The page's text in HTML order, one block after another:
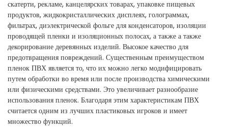
скатерти, рекламе, канцелярских товарах, упаковке пищевых
продуктов, жидкокристаллических дисплеях, голограммах,
фильтрах, диэлектрической фольге для конденсаторов, изоляции
проводящей пленки и изоляционных полосах, а также а также
декорирование деревянных изделий. Высокое качество для
предотвращения повреждений. Существенным преимуществом
пленок ПВХ является то, что их можно легко модифицировать
путем обработки во время или после производства химическими
или физическими средствами. Это увеличивает разнообразие
использования пленок. Благодаря этим характеристикам ПВХ
считается одним из лучших пластиковых игроков и имеет
множество функций.